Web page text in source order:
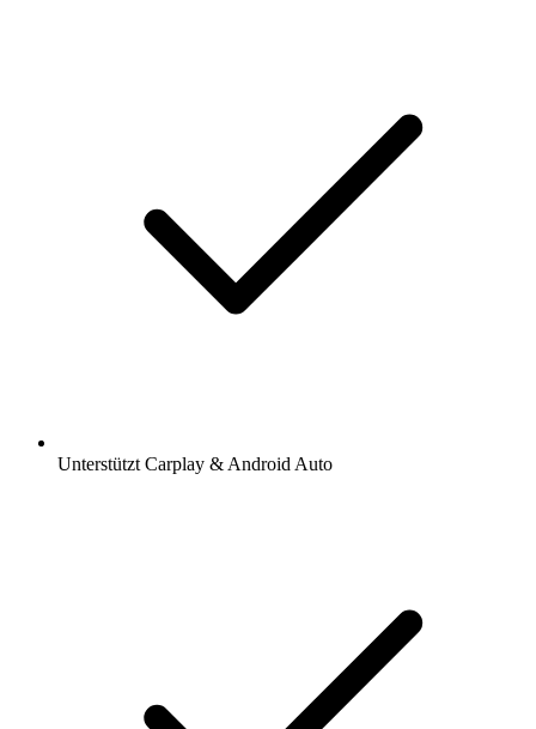
Unterstützt Carplay & Android Auto